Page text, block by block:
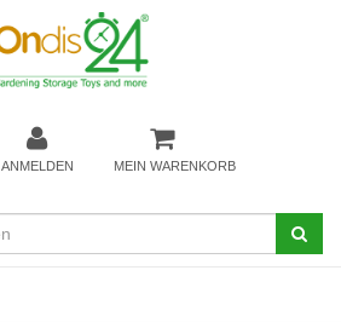
ANMELDEN MEIN WARENKORB